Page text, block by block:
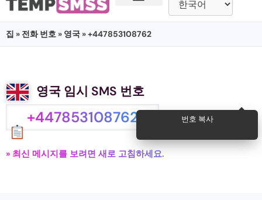
집 » 전화 번호 » 영국 » +447853108762
영국 임시 SMS 번호
+447853108762 번호 복사
» 최신 메시지를 보려면 새로 고침하세요.